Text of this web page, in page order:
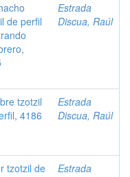
de perfil
Estrada
Discua, Raúl
tzotzil
4186
Estrada
Discua, Raúl
tzotzil de
Estrada